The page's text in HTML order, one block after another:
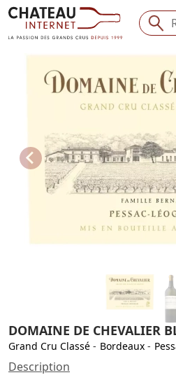
DOMAINE DE CHEVALIER
Grand Cru Classé - Bordeaux -
Description